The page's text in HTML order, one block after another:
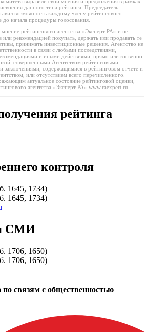
данного типа рейтинга. Председатель
возможность каждому члену рейтингового
до начала процедуры голосования.
рейтингового агентства «Эксперт РА» и не
или рекомендацией покупать, держать или продавать те
принимать инвестиционные решения. Агентство не
в связи с любыми последствиями,
и иными действиями, прямо или косвенно
совершенными Агентством рейтинговыми
заключениями, содержащимися в рейтинговом отчете и
или отсутствием всего перечисленного.
актуальное состояние рейтинговой оценки,
агентства «Эксперт РА» www.raexpert.ru.
рейтинга
контроля
1645, 1734)
1645, 1734)
СМИ
1706, 1650)
1706, 1650)
по связям с общественностью